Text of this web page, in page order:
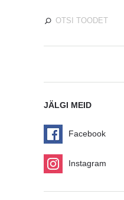
JÄLGI MEID
Facebook
Instagram